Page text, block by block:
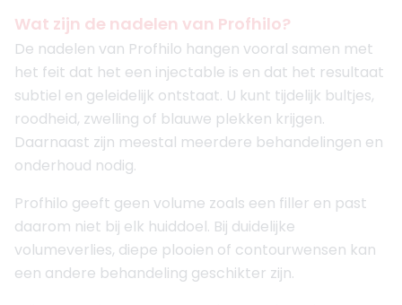
Wat zijn de nadelen van Profhilo?
De nadelen van Profhilo hangen vooral samen met
het feit dat het een injectable is en dat het resultaat
subtiel en geleidelijk ontstaat. U kunt tijdelijk bultjes,
roodheid, zwelling of blauwe plekken krijgen.
Daarnaast zijn meestal meerdere behandelingen en
onderhoud nodig.
Profhilo geeft geen volume zoals een filler en past
daarom niet bij elk huiddoel. Bij duidelijke
volumeverlies, diepe plooien of contourwensen kan
een andere behandeling geschikter zijn.